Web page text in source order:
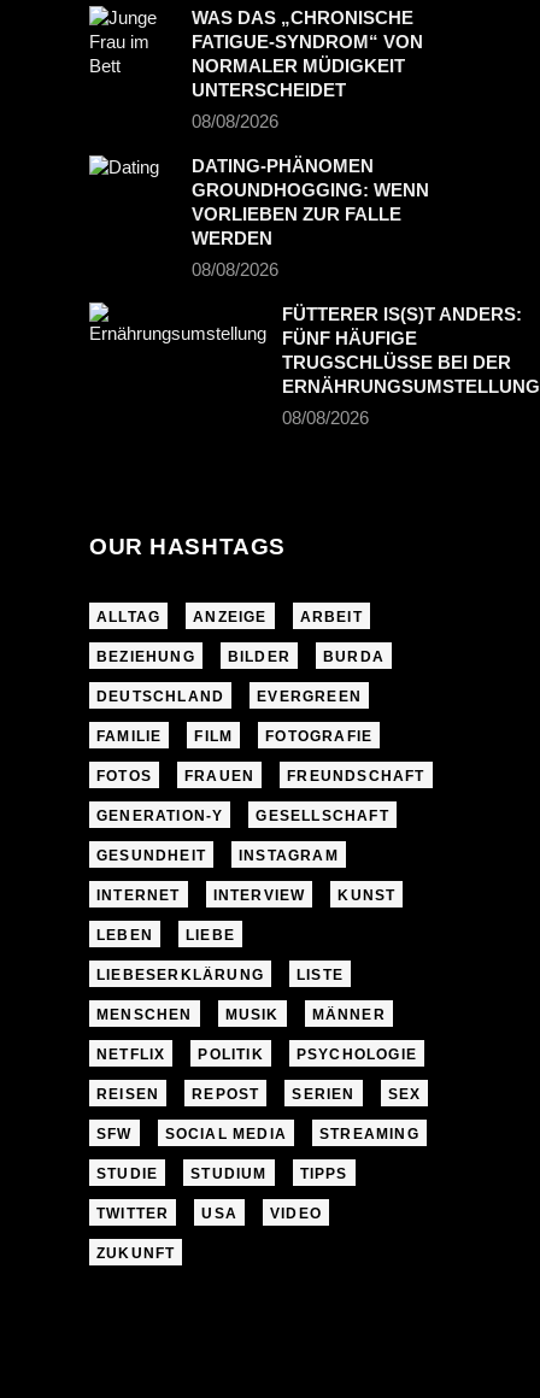
WAS DAS „CHRONISCHE
FATIGUE-SYNDROM“ VON
NORMALER MÜDIGKEIT
UNTERSCHEIDET
08/08/2026
DATING-PHÄNOMEN
GROUNDHOGGING: WENN
VORLIEBEN ZUR FALLE
WERDEN
08/08/2026
FÜTTERER IS(S)T ANDERS:
FÜNF HÄUFIGE
TRUGSCHLÜSSE BEI DER
ERNÄHRUNGSUMSTELLUNG
08/08/2026
OUR HASHTAGS
ALLTAG ANZEIGE ARBEIT
BEZIEHUNG BILDER BURDA
DEUTSCHLAND EVERGREEN
FAMILIE FILM FOTOGRAFIE
FOTOS FRAUEN FREUNDSCHAFT
GENERATION-Y GESELLSCHAFT
GESUNDHEIT INSTAGRAM
INTERNET INTERVIEW KUNST
LEBEN LIEBE
LIEBESERKLÄRUNG LISTE
MENSCHEN MUSIK MÄNNER
NETFLIX POLITIK PSYCHOLOGIE
REISEN REPOST SERIEN SEX
SFW SOCIAL MEDIA STREAMING
STUDIE STUDIUM TIPPS
TWITTER USA VIDEO
ZUKUNFT